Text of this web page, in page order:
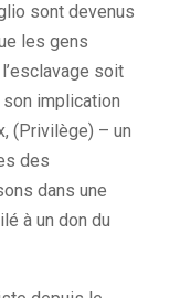
sont devenus
les gens
soit
implication
(Privilège) – un
des
dans une
à un don du